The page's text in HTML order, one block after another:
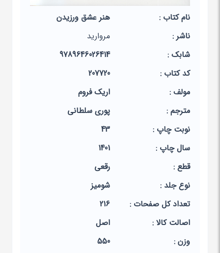
نام کتاب :
هنر عشق ورزیدن
ناشر :
مروارید
شابک :
9789646026414
کد کتاب :
207720
مولف :
اریک فروم
مترجم :
پوری سلطانی
نوبت چاپ :
43
سال چاپ :
1401
قطع :
رقعی
نوع جلد :
شومیز
تعداد کل صفحات :
216
اصالت کالا :
اصل
وزن :
550